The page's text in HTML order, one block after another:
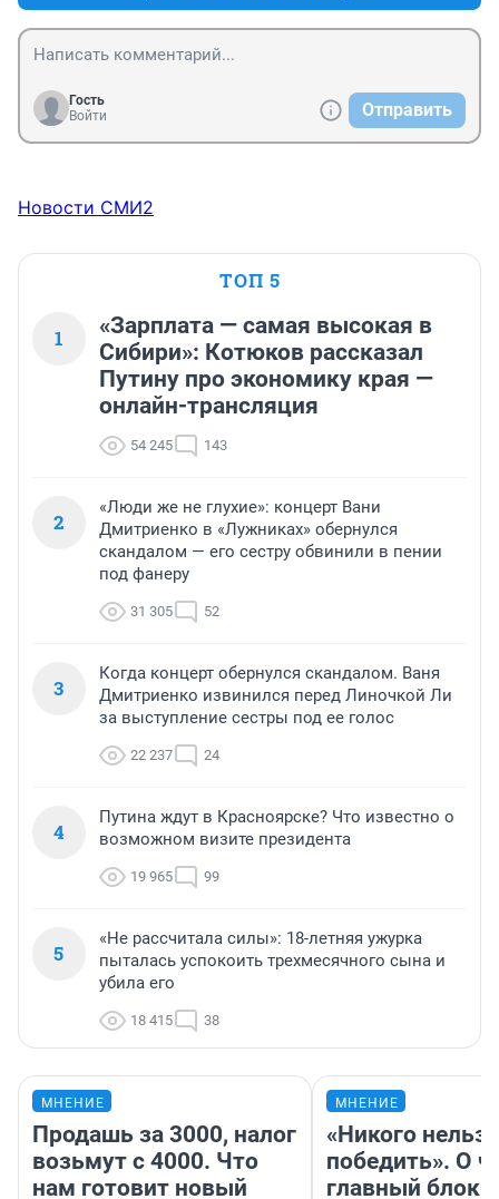
Гость
Войти
Отправить
Новости СМИ2
ТОП 5
1
«Зарплата — самая высокая в
Сибири»: Котюков рассказал
Путину про экономику края —
онлайн-трансляция
54 245 143
2
«Люди же не глухие»: концерт Вани
Дмитриенко в «Лужниках» обернулся
скандалом — его сестру обвинили в пении
под фанеру
31 305 52
3
Когда концерт обернулся скандалом. Ваня
Дмитриенко извинился перед Линочкой Ли
за выступление сестры под ее голос
22 237 24
4
Путина ждут в Красноярске? Что известно о
возможном визите президента
19 965 99
5
«Не рассчитала силы»: 18-летняя ужурка
пыталась успокоить трехмесячного сына и
убила его
18 415 38
МНЕНИЕ
Продашь за 3000, налог
возьмут с 4000. Что
нам готовит новый
МНЕНИЕ
«Никого нельзя
победить». О
главный